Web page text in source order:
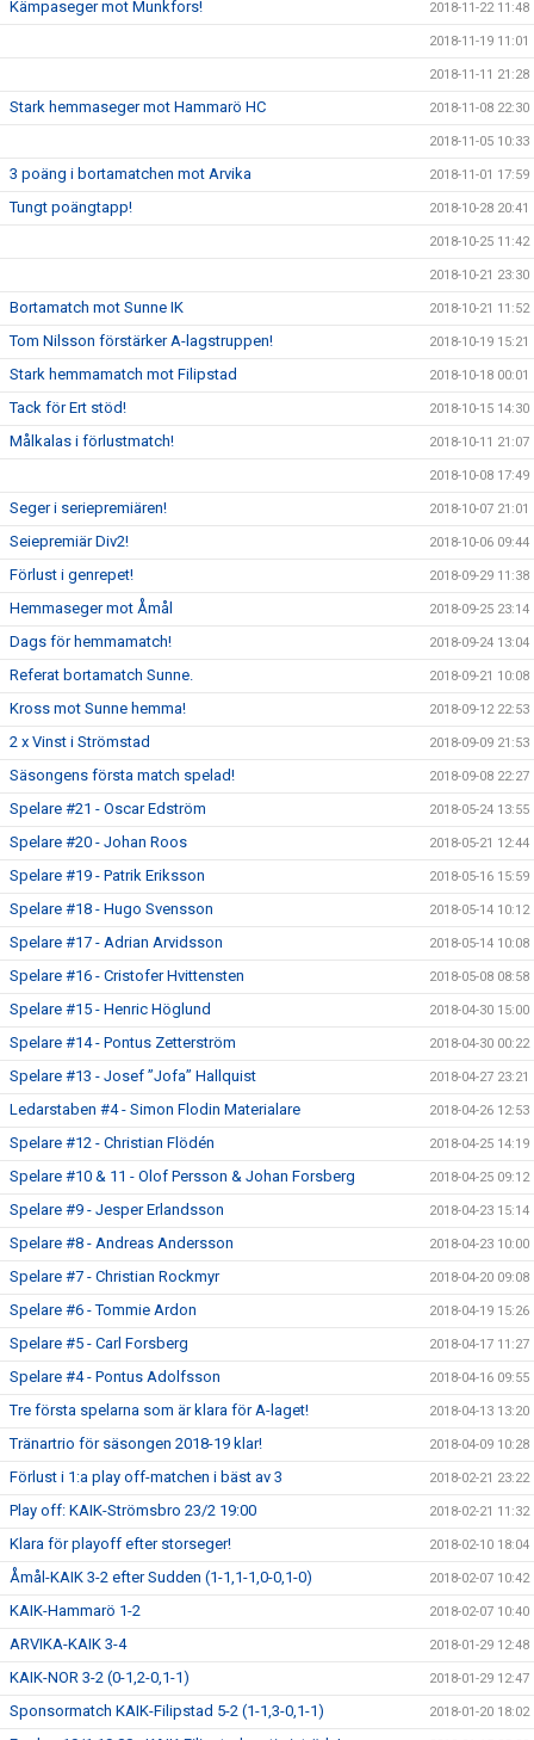
Kämpaseger mot Munkfors! 2018-11-22 11:48
2018-11-19 11:01
2018-11-11 21:28
Stark hemmaseger mot Hammarö HC 2018-11-08 22:30
2018-11-05 10:33
3 poäng i bortamatchen mot Arvika 2018-11-01 17:59
Tungt poängtapp! 2018-10-28 20:41
2018-10-25 11:42
2018-10-21 23:30
Bortamatch mot Sunne IK 2018-10-21 11:52
Tom Nilsson förstärker A-lagstruppen! 2018-10-19 15:21
Stark hemmamatch mot Filipstad 2018-10-18 00:01
Tack för Ert stöd! 2018-10-15 14:30
Målkalas i förlustmatch! 2018-10-11 21:07
2018-10-08 17:49
Seger i seriepremiären! 2018-10-07 21:01
Seiepremiär Div2! 2018-10-06 09:44
Förlust i genrepet! 2018-09-29 11:38
Hemmaseger mot Åmål 2018-09-25 23:14
Dags för hemmamatch! 2018-09-24 13:04
Referat bortamatch Sunne. 2018-09-21 10:08
Kross mot Sunne hemma! 2018-09-12 22:53
2 x Vinst i Strömstad 2018-09-09 21:53
Säsongens första match spelad! 2018-09-08 22:27
Spelare #21 - Oscar Edström 2018-05-24 13:55
Spelare #20 - Johan Roos 2018-05-21 12:44
Spelare #19 - Patrik Eriksson 2018-05-16 15:59
Spelare #18 - Hugo Svensson 2018-05-14 10:12
Spelare #17 - Adrian Arvidsson 2018-05-14 10:08
Spelare #16 - Cristofer Hvittensten 2018-05-08 08:58
Spelare #15 - Henric Höglund 2018-04-30 15:00
Spelare #14 - Pontus Zetterström 2018-04-30 00:22
Spelare #13 - Josef ”Jofa” Hallquist 2018-04-27 23:21
Ledarstaben #4 - Simon Flodin Materialare 2018-04-26 12:53
Spelare #12 - Christian Flödén 2018-04-25 14:19
Spelare #10 & 11 - Olof Persson & Johan Forsberg 2018-04-25 09:12
Spelare #9 - Jesper Erlandsson 2018-04-23 15:14
Spelare #8 - Andreas Andersson 2018-04-23 10:00
Spelare #7 - Christian Rockmyr 2018-04-20 09:08
Spelare #6 - Tommie Ardon 2018-04-19 15:26
Spelare #5 - Carl Forsberg 2018-04-17 11:27
Spelare #4 - Pontus Adolfsson 2018-04-16 09:55
Tre första spelarna som är klara för A-laget! 2018-04-13 13:20
Tränartrio för säsongen 2018-19 klar! 2018-04-09 10:28
Förlust i 1:a play off-matchen i bäst av 3 2018-02-21 23:22
Play off: KAIK-Strömsbro 23/2 19:00 2018-02-21 11:32
Klara för playoff efter storseger! 2018-02-10 18:04
Åmål-KAIK 3-2 efter Sudden (1-1,1-1,0-0,1-0) 2018-02-07 10:42
KAIK-Hammarö 1-2 2018-02-07 10:40
ARVIKA-KAIK 3-4 2018-01-29 12:48
KAIK-NOR 3-2 (0-1,2-0,1-1) 2018-01-29 12:47
Sponsormatch KAIK-Filipstad 5-2 (1-1,3-0,1-1) 2018-01-20 18:02